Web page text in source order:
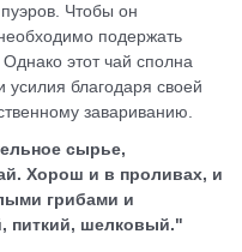
Чтобы он
подержать
этот чай сполна
усилия благодаря своей
завариванию.
сырье,
Хорош и в проливах, и
грибами и
питкий, шелковый."